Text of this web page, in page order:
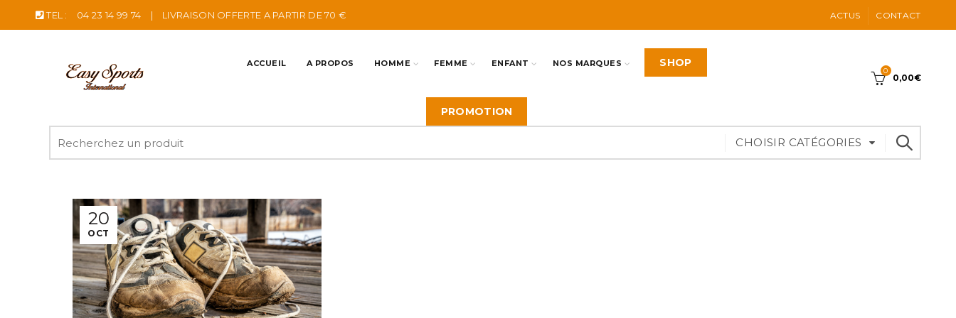
TEL : 04 23 14 99 74 | LIVRAISON OFFERTE A PARTIR DE 70 € ACTUS CONTACT
ACCUEIL A PROPOS HOMME FEMME ENFANT NOS MARQUES SHOP
PROMOTION
0
0,00€
pour
:
CHOISIR CATÉGORIES
20
OCT